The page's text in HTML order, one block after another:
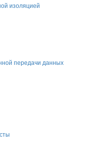
изоляцией
передачи данных